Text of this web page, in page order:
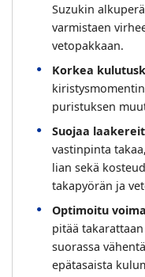
Suzukin
varmistaen
vetopakkaan.
Korkea
puristuksen
Suojaa
vastinpinta
lian sekä
takapyörän ja
Optimoitu
pitää
suorassa
epätasaista